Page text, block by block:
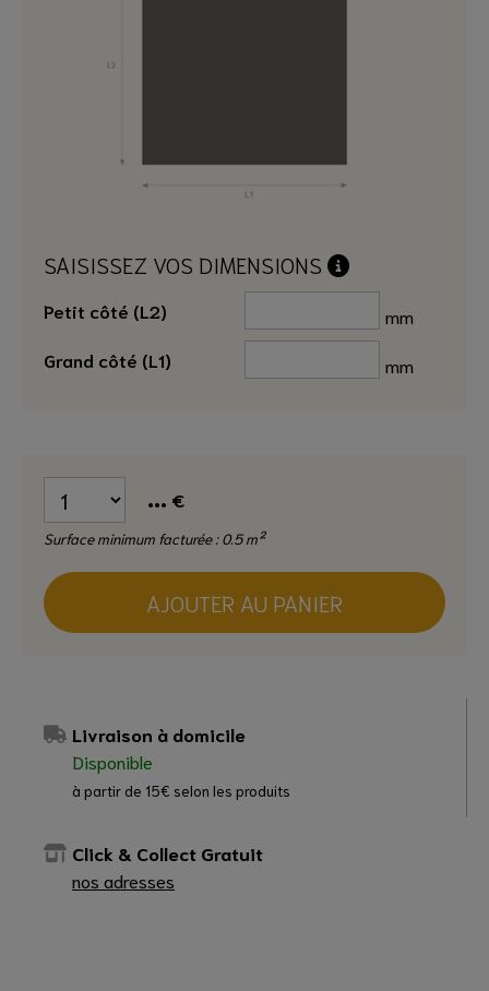
SAISISSEZ VOS DIMENSIONS
Petit côté (L2)
mm
Grand côté (L1)
mm
... €
Surface minimum facturée : 0.5 m²
AJOUTER AU PANIER
Livraison à domicile
Disponible
à partir de 15€ selon les produits
Click & Collect Gratuit
nos adresses